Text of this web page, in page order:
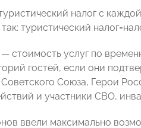
налог с
туристический
— стоимость услуг по
гостей, если они
Союза, Герои
и участники СВО,
ввели максимально